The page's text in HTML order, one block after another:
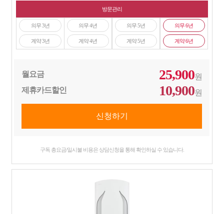
방문관리
의무 3년
계약 3년
의무 4년
계약 4년
의무 5년
계약 5년
의무 6년
계약 6년
월요금 25,900원
제휴카드할인
10,900원
구독 총요금/일시불 비용은 상담신청을 통해 확인하실 수 있습니다.